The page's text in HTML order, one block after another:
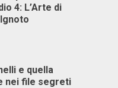
4: L’Arte di
e quella
nei file segreti